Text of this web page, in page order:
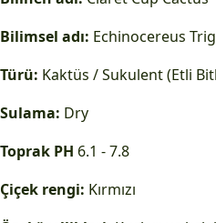
Bilimsel adı: Echinocereus
Türü: Kaktüs / Sukulent (Etli
Sulama: Dry
Toprak PH 6.1 - 7.8
Çiçek rengi: Kırmızı